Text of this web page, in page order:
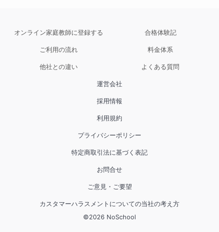
オンライン家庭教師に登録する 合格体験記
ご利用の流れ 料金体系
他社との違い よくある質問
運営会社
採用情報
利用規約
プライバシーポリシー
特定商取引法に基づく表記
お問合せ
ご意見・ご要望
カスタマーハラスメントについての当社の考え方
©2026 NoSchool